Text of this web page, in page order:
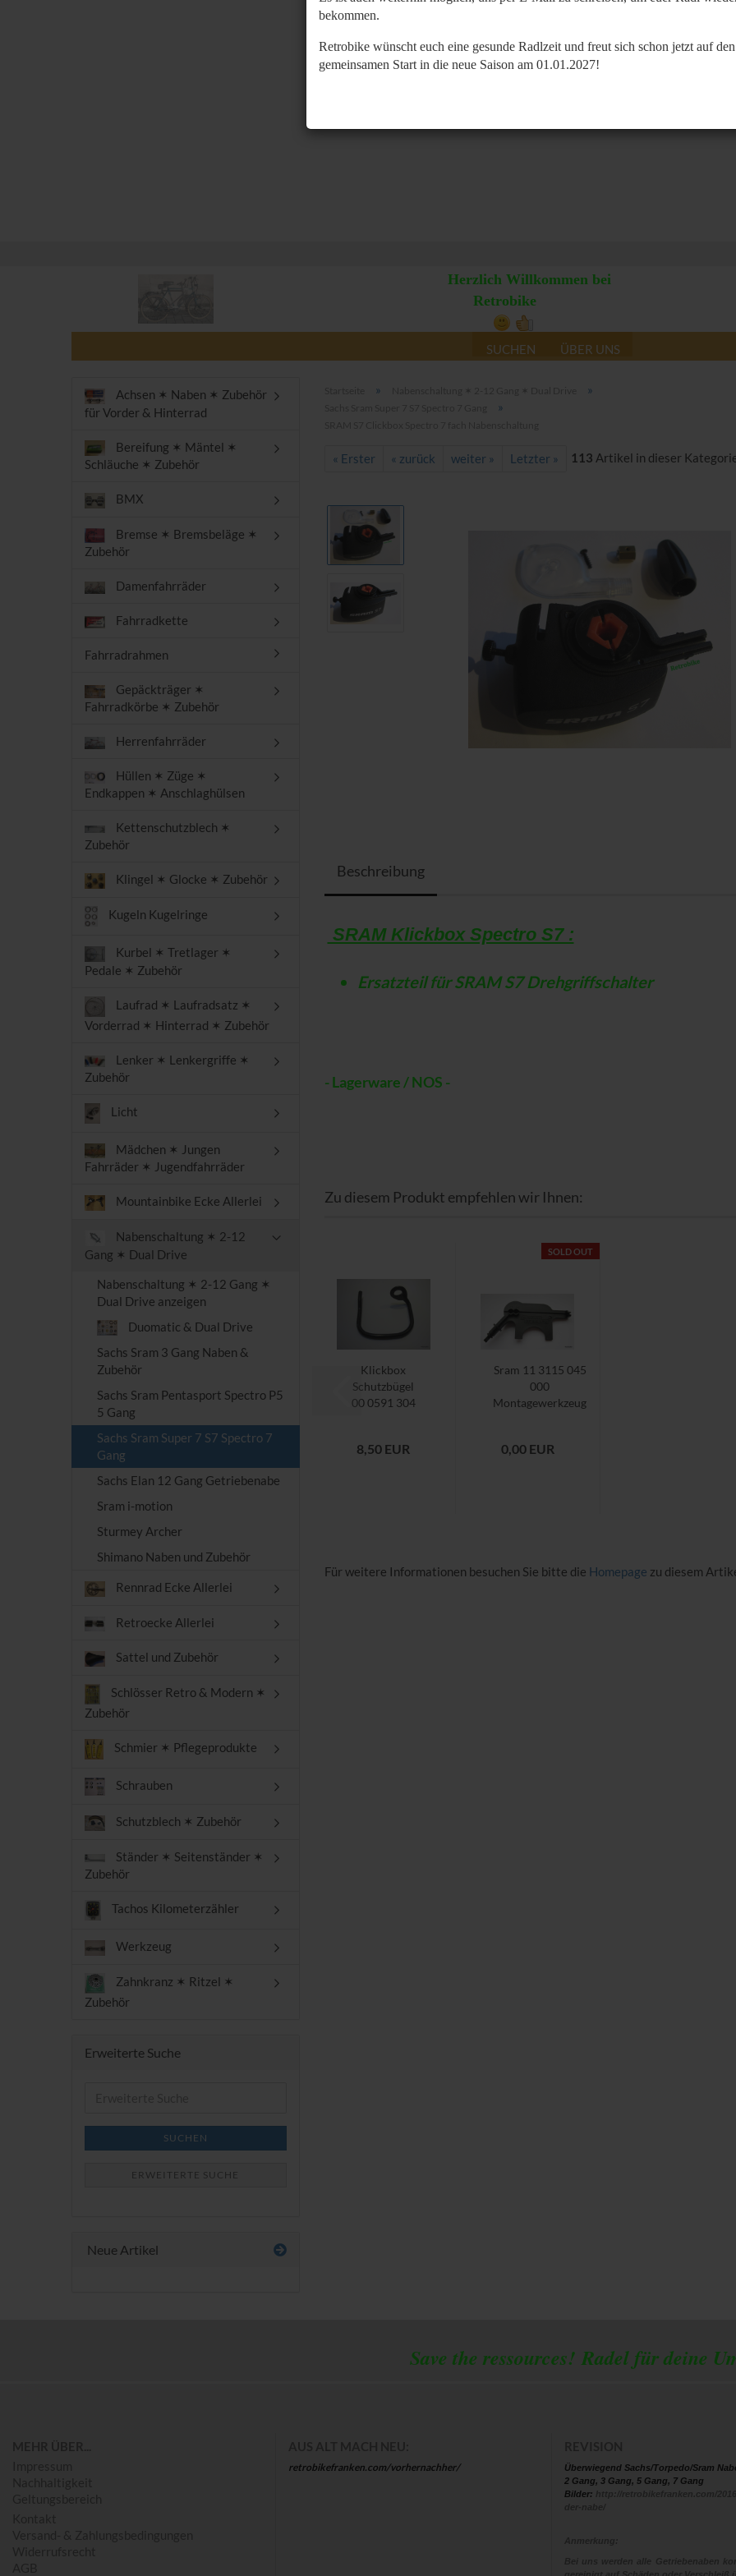
bekommen.
Retrobike wünscht euch eine gesunde Radlzeit und freut sich schon jetzt auf den
gemeinsamen Start in die neue Saison am 01.01.2027!
Herzlich Willkommen bei
Retrobike
SUCHEN ÜBER UNS
» »
»
« Erster « zurück weiter » Letzter » 113 Artikel in dieser
Beschreibung
SRAM Klickbox Spectro S7 :
Ersatzteil für SRAM S7 Drehgriffschalter
- Lagerware / NOS -
Zu diesem Produkt empfehlen wir Ihnen:
Klickbox
Schutzbügel
00 0591 304
Spectro...
8,50 EUR
SOLD OUT
Sram 11 3115 045
000
Montagewerkzeug
0,00 EUR
Für weitere Informationen besuchen Sie bitte die Homepage zu diesem
Achsen ✶ Naben ✶ Zubehör
für Vorder & Hinterrad
Bereifung ✶ Mäntel ✶
Schläuche ✶ Zubehör
BMX
Bremse ✶ Bremsbeläge ✶
Zubehör
Damenfahrräder
Fahrradkette
Fahrradrahmen
Gepäckträger ✶
Fahrradkörbe ✶ Zubehör
Herrenfahrräder
Hüllen ✶ Züge ✶
Endkappen ✶ Anschlaghülsen
Kettenschutzblech ✶
Zubehör
Klingel ✶ Glocke ✶ Zubehör
Kugeln Kugelringe
Kurbel ✶ Tretlager ✶
Pedale ✶ Zubehör
Laufrad ✶ Laufradsatz ✶
Vorderrad ✶ Hinterrad ✶ Zubehör
Lenker ✶ Lenkergriffe ✶
Zubehör
Licht
Mädchen ✶ Jungen
Fahrräder ✶ Jugendfahrräder
Mountainbike Ecke Allerlei
Nabenschaltung ✶ 2-12
Gang ✶ Dual Drive
Nabenschaltung ✶ 2-12 Gang ✶
Dual Drive anzeigen
Duomatic & Dual Drive
Sachs Sram 3 Gang Naben &
Zubehör
Sachs Sram Pentasport Spectro P5
5 Gang
Sachs Sram Super 7 S7 Spectro 7
Gang
Sachs Elan 12 Gang Getriebenabe
Sram i-motion
Sturmey Archer
Shimano Naben und Zubehör
Rennrad Ecke Allerlei
Retroecke Allerlei
Sattel und Zubehör
Schlösser Retro & Modern ✶
Zubehör
Schmier ✶ Pflegeprodukte
Schrauben
Schutzblech ✶ Zubehör
Ständer ✶ Seitenständer ✶
Zubehör
Tachos Kilometerzähler
Werkzeug
Zahnkranz ✶ Ritzel ✶
Zubehör
Erweiterte Suche
SUCHEN
ERWEITERTE SUCHE
Neue Artikel
Save the ressources! Radel für deine
retrobikefranken.com/vorhernachher/
Überwiegend Sachs/Torpedo/Sram
2 Gang, 3 Gang, 5 Gang, 7 Gang
Bilder: